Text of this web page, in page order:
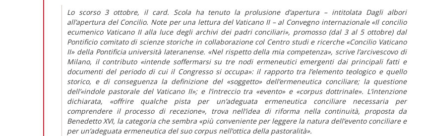
Lo scorso 3 ottobre, il card. Scola ha tenuto la prolusione d’apertura – intitolata Dagli albori
all’apertura del Concilio. Note per una lettura del Vaticano II – al Convegno internazionale «Il concilio
ecumenico Vaticano II alla luce degli archivi dei padri conciliari», promosso (dal 3 al 5 ottobre) dal
Pontificio comitato di scienze storiche in collaborazione col Centro studi e ricerche «Concilio Vaticano
II» della Pontificia università lateranense. «Nel rispetto della mia competenza», scrive l’arcivescovo di
Milano, il contributo «intende soffermarsi su tre nodi ermeneutici emergenti dai principali fatti e
documenti del periodo di cui il Congresso si occupa»: il rapporto tra l’elemento teologico e quello
storico, e di conseguenza la definizione del «soggetto» dell’ermeneutica conciliare; la questione
dell’«indole pastorale del Vaticano II»; e l’intreccio tra «evento» e «corpus dottrinale». L’intenzione
dichiarata, «offrire qualche pista per un’adeguata ermeneutica conciliare necessaria per
comprendere il processo di recezione», trova nell’idea di riforma nella continuità, proposta da
Benedetto XVI, la categoria che sembra «più conveniente per leggere la natura dell’evento conciliare e
per un’adeguata ermeneutica del suo corpus nell’ottica della pastoralità».